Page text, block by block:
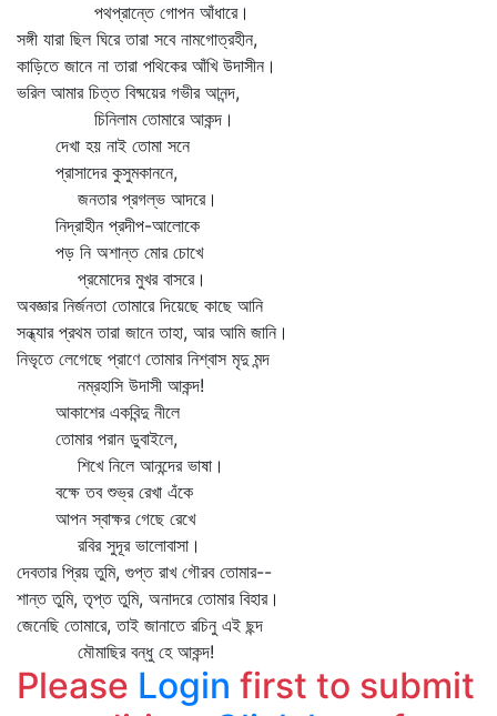
পথপ্রান্তে গোপন আঁধারে।
সঙ্গী যারা ছিল ঘিরে তারা সবে নামগোত্রহীন,
কাড়িতে জানে না তারা পথিকের আঁখি উদাসীন।
ভরিল আমার চিত্ত বিষ্ময়ের গভীর আনন্দ,
চিনিলাম তোমারে আকন্দ।
দেখা হয় নাই তোমা সনে
প্রাসাদের কুসুমকাননে,
জনতার প্রগল্‌ভ আদরে।
নিদ্রাহীন প্রদীপ-আলোকে
পড় নি অশান্ত মোর চোখে
প্রমোদের মুখর বাসরে।
অবজ্ঞার নির্জনতা তোমারে দিয়েছে কাছে আনি
সন্ধ্যার প্রথম তারা জানে তাহা, আর আমি জানি।
নিভৃতে লেগেছে প্রাণে তোমার নিশ্বাস মৃদু মন্দ
নম্রহাসি উদাসী আকন্দ!
আকাশের একবিন্দু নীলে
তোমার পরান ডুবাইলে,
শিখে নিলে আনন্দের ভাষা।
বক্ষে তব শুভ্র রেখা এঁকে
আপন স্বাক্ষর গেছে রেখে
রবির সুদূর ভালোবাসা।
দেবতার প্রিয় তুমি, গুপ্ত রাখ গৌরব তোমার--
শান্ত তুমি, তৃপ্ত তুমি, অনাদরে তোমার বিহার।
জেনেছি তোমারে, তাই জানাতে রচিনু এই ছন্দ
মৌমাছির বন্ধু হে আকন্দ!
Please Login first to submit